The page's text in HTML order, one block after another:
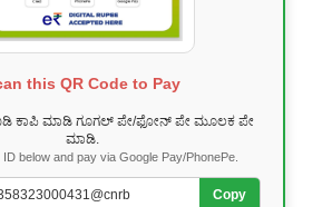
this QR Code to Pay
ಕಾಪಿ ಮಾಡಿ ಗೂಗಲ್ ಪೇ/ಫೋನ್ ಪೇ ಮೂಲಕ ಪೇ
ಮಾಡಿ.
below and pay via Google Pay/PhonePe.
Copy